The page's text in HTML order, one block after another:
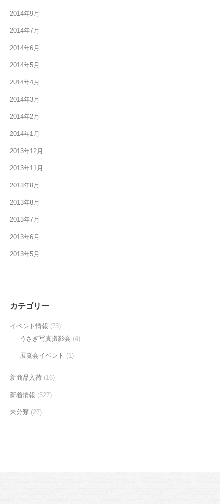
2014年9月
2014年7月
2014年6月
2014年5月
2014年4月
2014年3月
2014年2月
2014年1月
2013年12月
2013年11月
2013年9月
2013年8月
2013年7月
2013年6月
2013年5月
カテゴリー
イベント情報 (73)
うさぎ写真撮影会 (4)
展覧会イベント (1)
新商品入荷 (16)
新着情報 (527)
未分類 (27)